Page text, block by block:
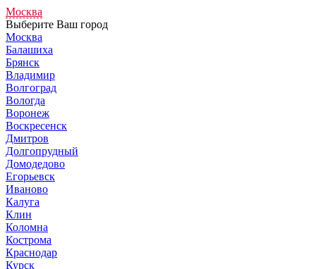
Москва
Выберите Ваш город
Москва
Балашиха
Брянск
Владимир
Волгоград
Вологда
Воронеж
Воскресенск
Дмитров
Долгопрудный
Домодедово
Егорьевск
Иваново
Калуга
Клин
Коломна
Кострома
Краснодар
Курск